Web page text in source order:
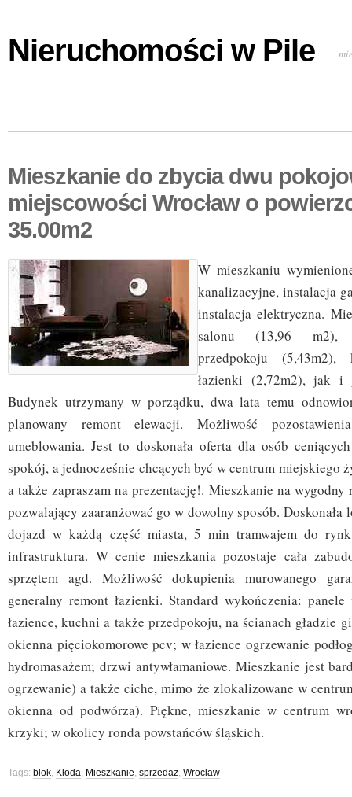
Nieruchomości w Pile
Mieszkanie do zbycia dwu
miejscowości Wrocław o
35.00m2
W mieszkaniu
kanalizacyjne, instalacja
instalacja elektryczna.
salonu (13,96 m2),
przedpokoju
łazienki (2,72m2), jak i
Budynek utrzymany w porządku, dwa lata temu
planowany remont elewacji. Możliwość
umeblowania. Jest to doskonała oferta dla osób
spokój, a jednocześnie chcących być w centrum miejskiego
a także zapraszam na prezentację!. Mieszkanie na wygodny
pozwalający zaaranżować go w dowolny sposób.
dojazd w każdą część miasta, 5 min tramwajem do
infrastruktura. W cenie mieszkania pozostaje cała
sprzętem agd. Możliwość dokupienia murowanego
generalny remont łazienki. Standard wykończenia:
łazience, kuchni a także przedpokoju, na ścianach gładzie
okienna pięciokomorowe pcv; w łazience ogrzewanie
hydromasażem; drzwi antywłamaniowe. Mieszkanie jest
ogrzewanie) a także ciche, mimo że zlokalizowane w
okienna od podwórza). Piękne, mieszkanie w centrum
krzyki; w okolicy ronda powstańców śląskich.
Tags: blok, Kłoda, Mieszkanie, sprzedaż, Wrocław